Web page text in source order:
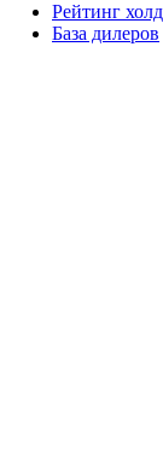
Рейтинг
База дилеров